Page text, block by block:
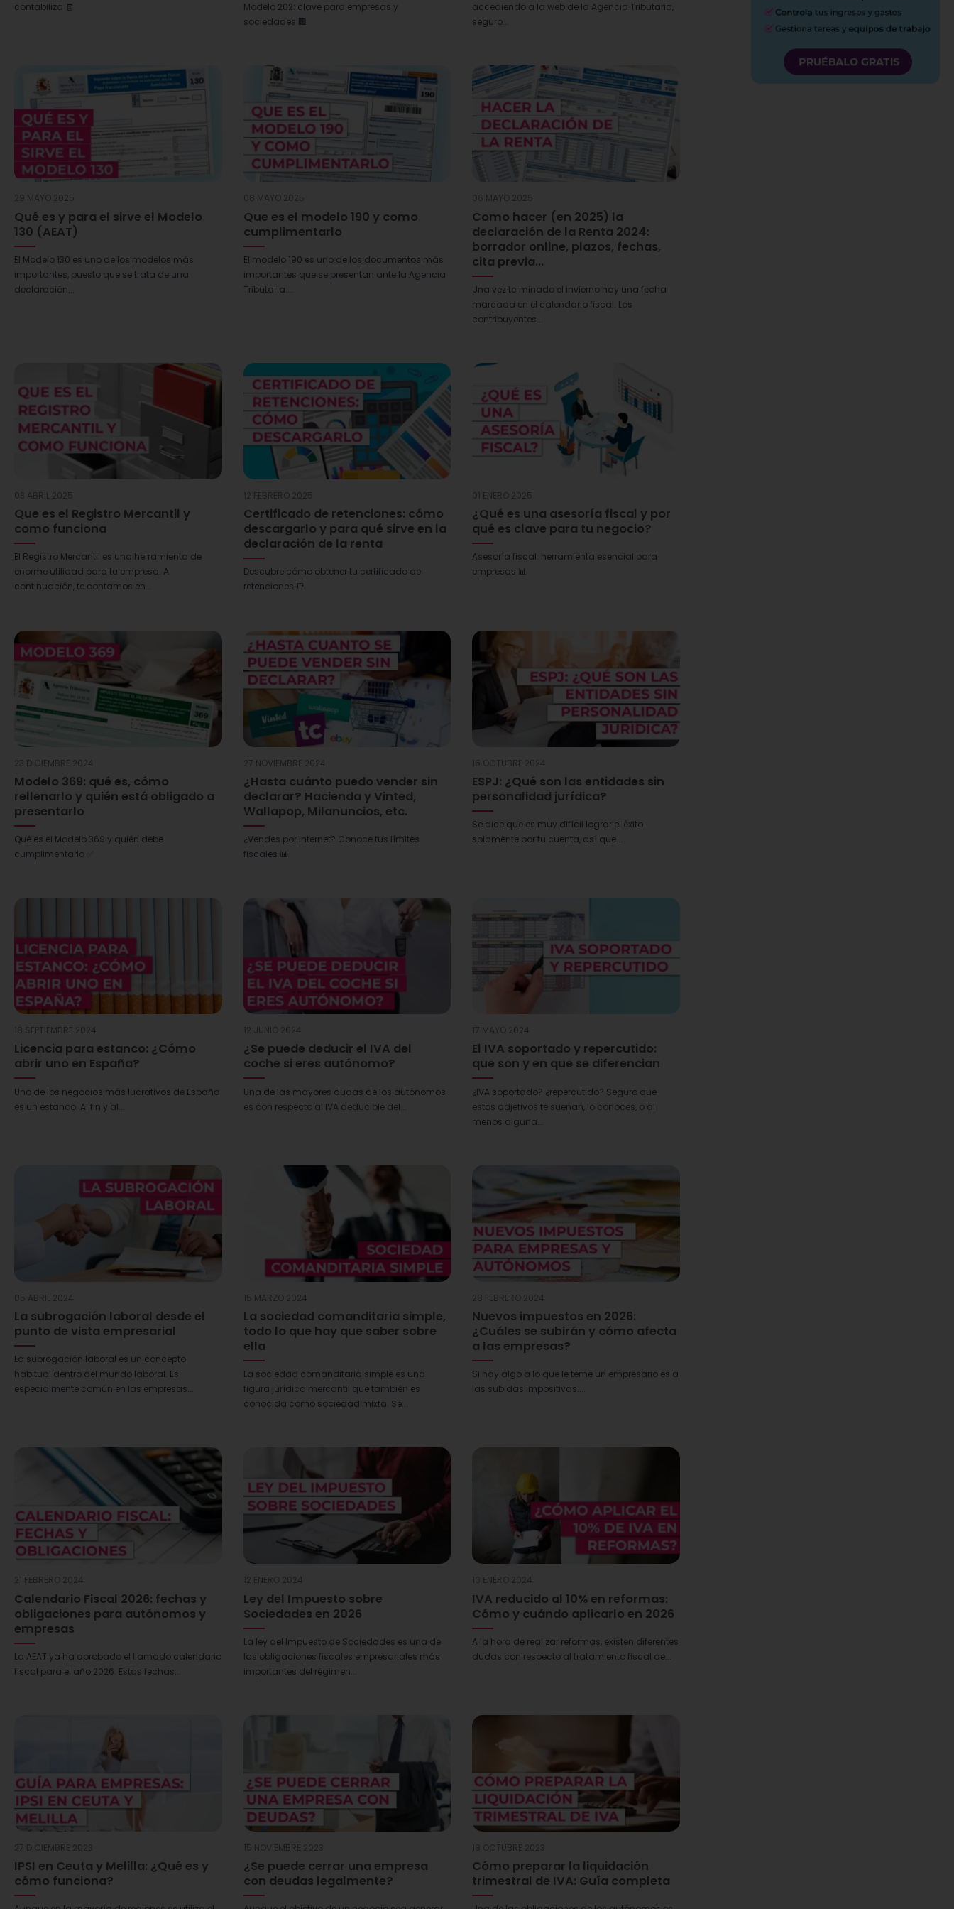
contabiliza 🧾
Modelo 202: clave para empresas y
sociedades 🏢
accediendo a la web de la Agencia Tributaria,
seguro...
29 MAYO 2025
Qué es y para el sirve el Modelo
130 (AEAT)
El Modelo 130 es uno de los modelos más
importantes, puesto que se trata de una
declaración...
08 MAYO 2025
Que es el modelo 190 y como
cumplimentarlo
El modelo 190 es uno de los documentos más
importantes que se presentan ante la Agencia
Tributaria....
06 MAYO 2025
Como hacer (en 2025) la
declaración de la Renta 2024:
borrador online, plazos, fechas,
cita previa…
Una vez terminado el invierno hay una fecha
marcada en el calendario fiscal. Los
contribuyentes...
03 ABRIL 2025
Que es el Registro Mercantil y
como funciona
El Registro Mercantil es una herramienta de
enorme utilidad para tu empresa. A
continuación, te contamos en...
12 FEBRERO 2025
Certificado de retenciones: cómo
descargarlo y para qué sirve en la
declaración de la renta
Descubre cómo obtener tu certificado de
retenciones 📑
01 ENERO 2025
¿Qué es una asesoría fiscal y por
qué es clave para tu negocio?
Asesoría fiscal: herramienta esencial para
empresas 📊
23 DICIEMBRE 2024
Modelo 369: qué es, cómo
rellenarlo y quién está obligado a
presentarlo
Qué es el Modelo 369 y quién debe
cumplimentarlo ✅
27 NOVIEMBRE 2024
¿Hasta cuánto puedo vender sin
declarar? Hacienda y Vinted,
Wallapop, Milanuncios, etc.
¿Vendes por internet? Conoce tus límites
fiscales 📊
16 OCTUBRE 2024
ESPJ: ¿Qué son las entidades sin
personalidad jurídica?
Se dice que es muy difícil lograr el éxito
solamente por tu cuenta, así que...
18 SEPTIEMBRE 2024
Licencia para estanco: ¿Cómo
abrir uno en España?
Uno de los negocios más lucrativos de España
es un estanco. Al fin y al...
12 JUNIO 2024
¿Se puede deducir el IVA del
coche si eres autónomo?
Una de las mayores dudas de los autónomos
es con respecto al IVA deducible del...
17 MAYO 2024
El IVA soportado y repercutido:
que son y en que se diferencian
¿IVA soportado? ¿repercutido? Seguro que
estos adjetivos te suenan, lo conoces, o al
menos alguna...
05 ABRIL 2024
La subrogación laboral desde el
punto de vista empresarial
La subrogación laboral es un concepto
habitual dentro del mundo laboral. Es
especialmente común en las empresas...
15 MARZO 2024
La sociedad comanditaria simple,
todo lo que hay que saber sobre
ella
La sociedad comanditaria simple es una
figura jurídica mercantil que también es
conocida como sociedad mixta. Se...
28 FEBRERO 2024
Nuevos impuestos en 2026:
¿Cuáles se subirán y cómo afecta
a las empresas?
Si hay algo a lo que le teme un empresario es a
las subidas impositivas....
21 FEBRERO 2024
Calendario Fiscal 2026: fechas y
obligaciones para autónomos y
empresas
La AEAT ya ha aprobado el llamado calendario
fiscal para el año 2026. Estas fechas...
12 ENERO 2024
Ley del Impuesto sobre
Sociedades en 2026
La ley del Impuesto de Sociedades es una de
las obligaciones fiscales empresariales más
importantes del régimen...
10 ENERO 2024
IVA reducido al 10% en reformas:
Cómo y cuándo aplicarlo en 2026
A la hora de realizar reformas, existen diferentes
dudas con respecto al tratamiento fiscal de...
27 DICIEMBRE 2023
IPSI en Ceuta y Melilla: ¿Qué es y
cómo funciona?
15 NOVIEMBRE 2023
¿Se puede cerrar una empresa
con deudas legalmente?
18 OCTUBRE 2023
Cómo preparar la liquidación
trimestral de IVA: Guía completa